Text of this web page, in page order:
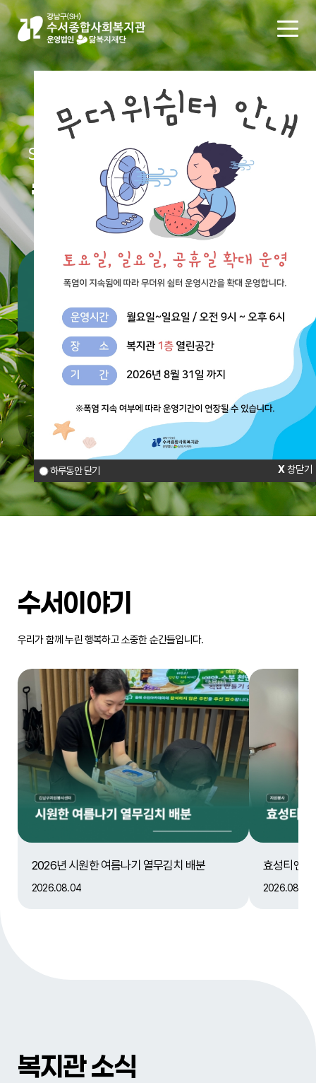
SUSEO SOCIAL WELFARE CENTER
수서종합사회복지관
통합검색
주요사업 수서다함께키움센터
수서아동가족상담터
수서이야기
우리가 함께 누린 행복하고 소중한 순간들입니다.
2026년 시원한 여름나기 열무김치 배분
2026.08.04
효성티앤에
2026.08.04
복지관 소식
하루동안 닫기 창닫기